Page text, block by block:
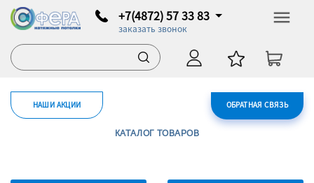
+7(4872) 57 33 83
заказать звонок
ОБРАТНАЯ СВЯЗЬ
НАШИ АКЦИИ
КАТАЛОГ ТОВАРОВ